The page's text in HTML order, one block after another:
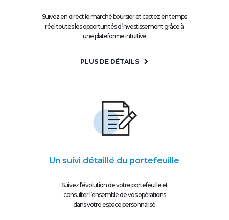
Suivez en direct le marché boursier et captez en temps
réel toutes les opportunités d’investissement grâce à
une plateforme intuitive
PLUS DE DÉTAILS
Un suivi détaillé du portefeuille
Suivez l’évolution de votre portefeuille et
consulter l’ensemble de vos opérations
dans votre espace personnalisé